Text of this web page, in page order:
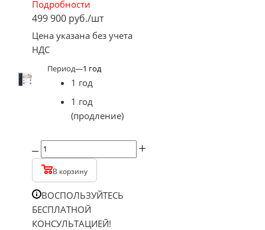
Подробности
499 900руб./шт
Цена указана без учета
НДС
Период—1 год
1 год
1 год
(продление)
В корзину
ВОСПОЛЬЗУЙТЕСЬ
БЕСПЛАТНОЙ
КОНСУЛЬТАЦИЕЙ!